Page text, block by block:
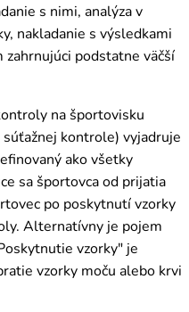
s nimi, analýza v
nakladanie s výsledkami
zahrnujúci podstatne väčší
na športovisku
kontrole) vyjadruje
ako všetky
sa športovca od prijatia
po poskytnutí vzorky
Alternatívny je pojem
vzorky" je
vzorky moču alebo krvi